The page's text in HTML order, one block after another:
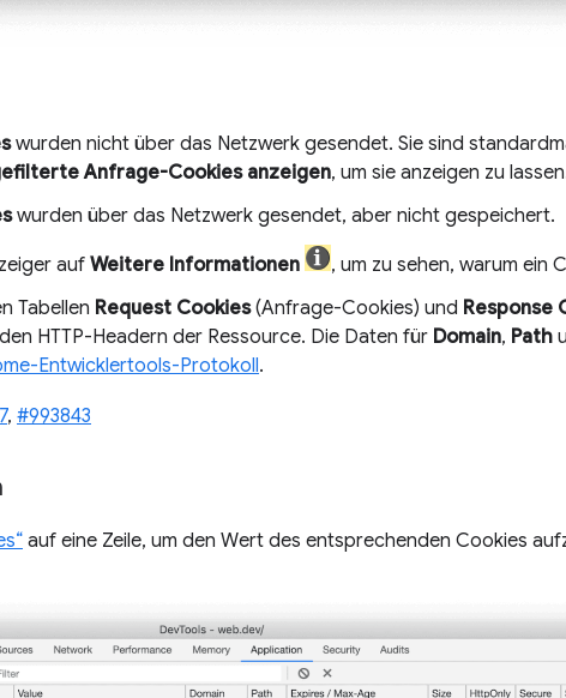
wurden nicht über das Netzwerk gesendet. Sie sind
Anfrage-Cookies anzeigen, um sie anzeigen zu
wurden über das Netzwerk gesendet, aber nicht gespeichert.
auf Weitere Informationen
, um zu sehen, warum ein
Tabellen Request Cookies(Anfrage-Cookies) und Response
HTTP-Headern der Ressource. Die Daten für Domain, Path
Entwicklertools-Protokoll.
, #993843
auf eine Zeile, um den Wert des entsprechenden Cookies